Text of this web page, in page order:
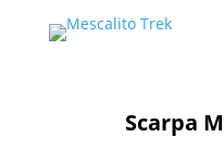
Scarpa